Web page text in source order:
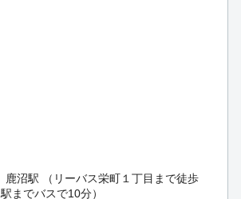
鹿沼駅 （リーバス栄町１丁目まで徒歩
までバスで10分）